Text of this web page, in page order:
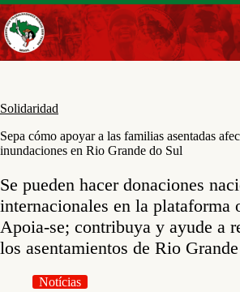
Pular
para
o
conteúdo
Solidaridad
Sepa cómo apoyar a las familias asentadas
inundaciones en Rio Grande do Sul
Se pueden hacer donaciones
internacionales en la plataforma
Apoia-se; contribuya y ayude a
los asentamientos de Rio
Notícias